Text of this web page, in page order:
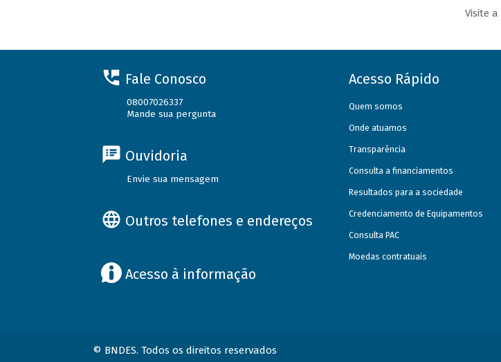
Visite a
Fale Conosco
08007026337
Mande sua pergunta
Ouvidoria
Envie sua mensagem
Outros telefones e endereços
Acesso à informação
Acesso Rápido
Quem somos
Onde atuamos
Transparência
Consulta a financiamentos
Resultados para a sociedade
Credenciamento de Equipamentos
Consulta PAC
Moedas contratuais
© BNDES. Todos os direitos reservados